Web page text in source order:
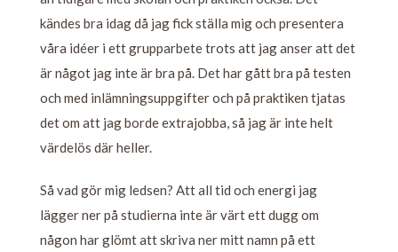
kändes bra idag då jag fick ställa mig och presentera
våra idéer i ett grupparbete trots att jag anser att det
är något jag inte är bra på. Det har gått bra på testen
och med inlämningsuppgifter och på praktiken tjatas
det om att jag borde extrajobba, så jag är inte helt
värdelös där heller.
Så vad gör mig ledsen? Att all tid och energi jag
lägger ner på studierna inte är värt ett dugg om
någon har glömt att skriva ner mitt namn på ett